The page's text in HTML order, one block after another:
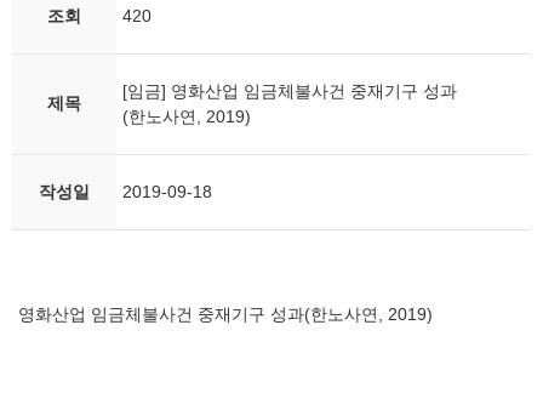
조회 420
제목
[임금] 영화산업 임금체불사건 중재기구 성과
(한노사연, 2019)
작성일 2019-09-18
영화산업 임금체불사건 중재기구 성과(한노사연, 2019)